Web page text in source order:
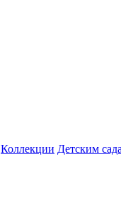
Коллекции Детским